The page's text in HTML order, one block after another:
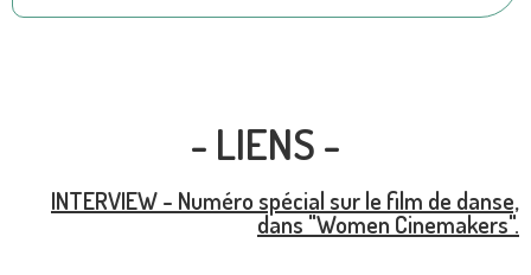
- LIENS -
INTERVIEW - Numéro spécial sur le film de danse,
dans "Women Cinemakers".